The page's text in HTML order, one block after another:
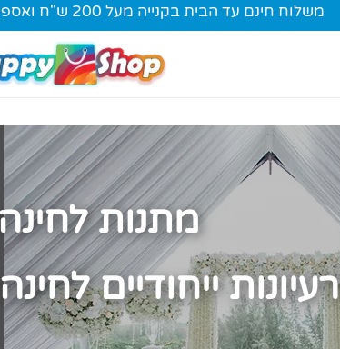
משלוח חינם עד הבית בקנייה מעל 200 ש"ח ואספקה עד 7 ימי עסקים*
מתנות
רעיונות ייחודיים